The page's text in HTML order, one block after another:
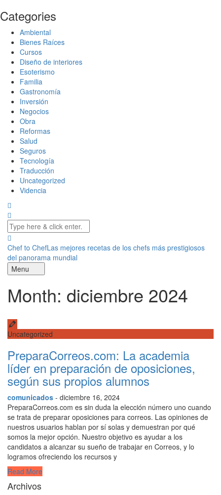
Categories
Ambiental
Bienes Raíces
Cursos
Diseño de interiores
Esoterismo
Familia
Gastronomía
Inversión
Negocios
Obra
Reformas
Salud
Seguros
Tecnología
Traducción
Uncategorized
Videncia
Chef to ChefLas mejores recetas de los chefs más prestigiosos
del panorama mundial
Menu
Month: diciembre 2024
Uncategorized
PreparaCorreos.com: La academia
líder en preparación de oposiciones,
según sus propios alumnos
comunicados - diciembre 16, 2024
PreparaCorreos.com es sin duda la elección número uno cuando
se trata de preparar oposiciones para correos. Las opiniones de
nuestros usuarios hablan por sí solas y demuestran por qué
somos la mejor opción. Nuestro objetivo es ayudar a los
candidatos a alcanzar su sueño de trabajar en Correos, y lo
logramos ofreciendo los recursos y
Read More
Archivos